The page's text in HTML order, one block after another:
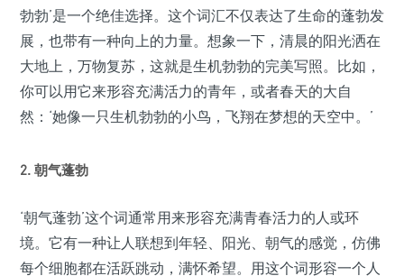
勃勃’是一个绝佳选择。这个词汇不仅表达了生命的蓬勃发
展，也带有一种向上的力量。想象一下，清晨的阳光洒在
大地上，万物复苏，这就是生机勃勃的完美写照。比如，
你可以用它来形容充满活力的青年，或者春天的大自
然：‘她像一只生机勃勃的小鸟，飞翔在梦想的天空中。’
2. 朝气蓬勃
‘朝气蓬勃’这个词通常用来形容充满青春活力的人或环
境。它有一种让人联想到年轻、阳光、朝气的感觉，仿佛
每个细胞都在活跃跳动，满怀希望。用这个词形容一个人